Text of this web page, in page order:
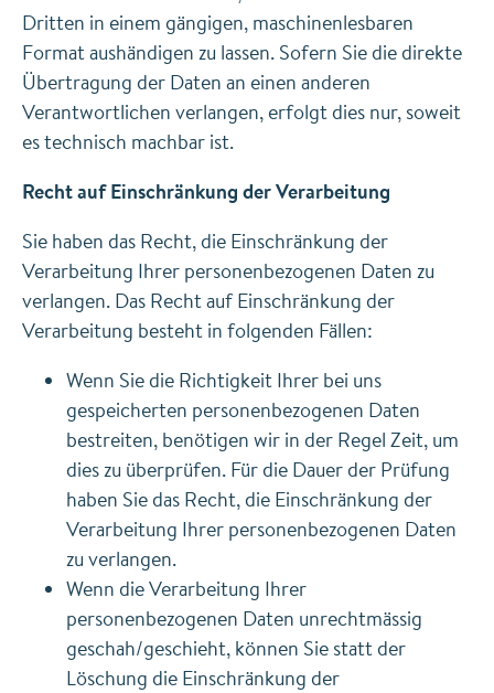
Dritten in einem gängigen, maschinenlesbaren
Format aushändigen zu lassen. Sofern Sie die direkte
Übertragung der Daten an einen anderen
Verantwortlichen verlangen, erfolgt dies nur, soweit
es technisch machbar ist.
Recht auf Einschränkung der Verarbeitung
Sie haben das Recht, die Einschränkung der
Verarbeitung Ihrer personenbezogenen Daten zu
verlangen. Das Recht auf Einschränkung der
Verarbeitung besteht in folgenden Fällen:
Wenn Sie die Richtigkeit Ihrer bei uns
gespeicherten personenbezogenen Daten
bestreiten, benötigen wir in der Regel Zeit, um
dies zu überprüfen. Für die Dauer der Prüfung
haben Sie das Recht, die Einschränkung der
Verarbeitung Ihrer personenbezogenen Daten
zu verlangen.
Wenn die Verarbeitung Ihrer
personenbezogenen Daten unrechtmässig
geschah/geschieht, können Sie statt der
Löschung die Einschränkung der